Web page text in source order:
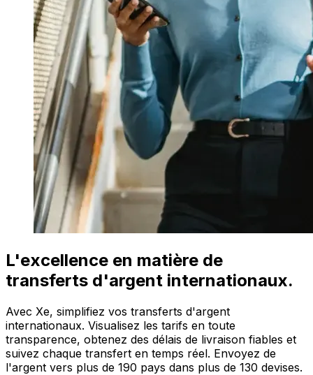
L'excellence en matière de
transferts d'argent internationaux.
Avec Xe, simplifiez vos transferts d'argent
internationaux. Visualisez les tarifs en toute
transparence, obtenez des délais de livraison fiables et
suivez chaque transfert en temps réel. Envoyez de
l'argent vers plus de 190 pays dans plus de 130 devises.